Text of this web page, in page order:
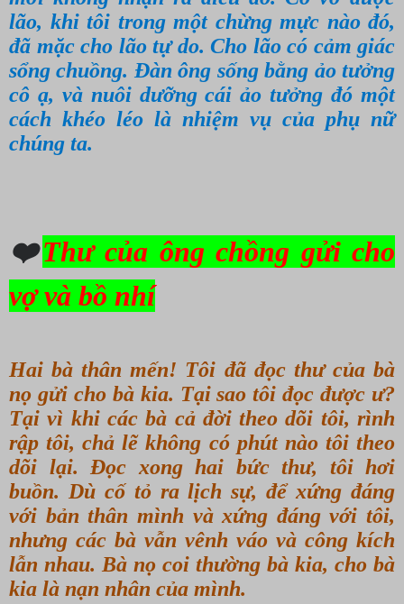
lão, khi tôi trong một chừng mực nào đó,
đã mặc cho lão tự do. Cho lão có cảm giác
sổng chuồng. Đàn ông sống bằng ảo tưởng
cô ạ, và nuôi dưỡng cái ảo tưởng đó một
cách khéo léo là nhiệm vụ của phụ nữ
chúng ta.
❤️Thư của ông chồng gửi cho
vợ và bồ nhí
Hai bà thân mến! Tôi đã đọc thư của bà
nọ gửi cho bà kia. Tại sao tôi đọc được ư?
Tại vì khi các bà cả đời theo dõi tôi, rình
rập tôi, chả lẽ không có phút nào tôi theo
dõi lại. Đọc xong hai bức thư, tôi hơi
buồn. Dù cố tỏ ra lịch sự, để xứng đáng
với bản thân mình và xứng đáng với tôi,
nhưng các bà vẫn vênh váo và công kích
lẫn nhau. Bà nọ coi thường bà kia, cho bà
kia là nạn nhân của mình.